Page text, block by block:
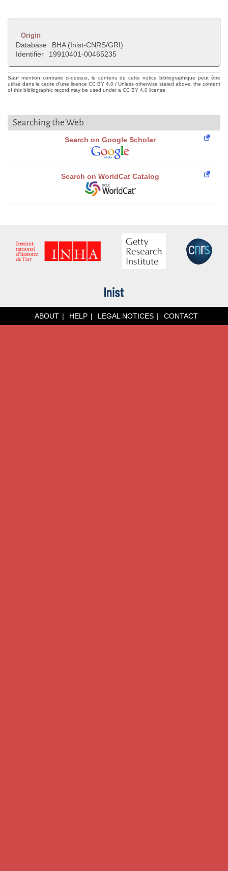
Origin
Database
BHA (Inist-CNRS/GRI)
Identifier
19910401-00465235
Sauf mention contraire ci-dessus, le contenu de cette notice bibliographique peut être
utilisé dans le cadre d'une licence CC BY 4.0 / Unless otherwise stated above, the content
of this bibliographic record may be used under a CC BY 4.0 license
Searching the Web
Search on Google Scholar
Search on WorldCat Catalog
ABOUT HELP LEGAL NOTICES CONTACT